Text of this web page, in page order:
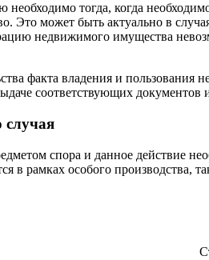
необходимо тогда, когда
может быть актуально в
недвижимого имущества
факта владения и
соответствующих
случая
спора и данное действие
в рамках особого